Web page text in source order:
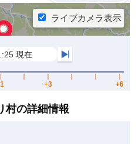
村の詳細情報